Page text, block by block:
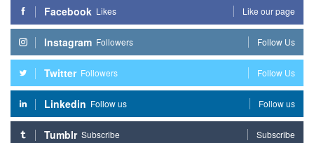
Facebook Likes Like our page
Instagram Followers Follow Us
Twitter Followers Follow Us
Linkedin Follow us Follow us
Tumblr Subscribe Subscribe